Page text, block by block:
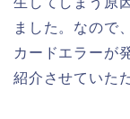
ました。なので
カードエラーが
紹介させていた